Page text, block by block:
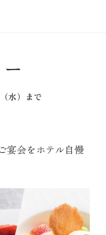
水）まで
宴会をホテル自慢